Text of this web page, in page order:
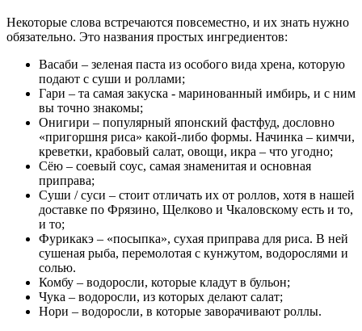
Некоторые слова встречаются повсеместно, и их знать нужно
обязательно. Это названия простых ингредиентов:
Васаби – зеленая паста из особого вида хрена, которую
подают с суши и роллами;
Гари – та самая закуска - маринованный имбирь, и с ним
вы точно знакомы;
Онигири – популярный японский фастфуд, дословно
«пригоршня риса» какой-либо формы. Начинка – кимчи,
креветки, крабовый салат, овощи, икра – что угодно;
Сёю – соевый соус, самая знаменитая и основная
приправа;
Суши / суси – стоит отличать их от роллов, хотя в нашей
доставке по Фрязино, Щелково и Чкаловскому есть и то,
и то;
Фурикакэ – «посыпка», сухая приправа для риса. В ней
сушеная рыба, перемолотая с кунжутом, водорослями и
солью.
Комбу – водоросли, которые кладут в бульон;
Чука – водоросли, из которых делают салат;
Нори – водоросли, в которые заворачивают роллы.